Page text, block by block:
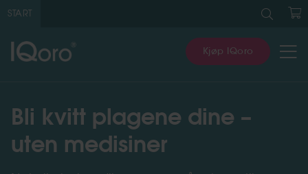
START etter:
Kjøp IQoro
Bli kvitt plagene dine –
uten medisiner